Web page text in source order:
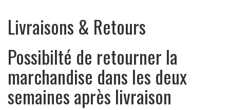
Livraisons & Retours
Possibilté de retourner la
marchandise dans les deux
semaines après livraison